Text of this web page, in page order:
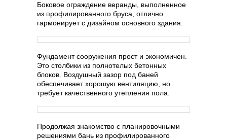
Боковое ограждение веранды, выполненное
из профилированного бруса, отлично
гармонирует с дизайном основного здания.
Фундамент сооружения прост и экономичен.
Это столбики из полнотелых бетонных
блоков. Воздушный зазор под баней
обеспечивает хорошую вентиляцию, но
требует качественного утепления пола.
Продолжая знакомство с планировочными
решениями бань из профилированного